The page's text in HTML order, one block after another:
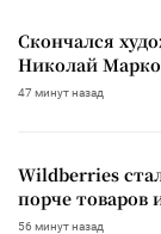
Скончался
Николай
47 минут назад
Wildberries
порче товаров
56 минут назад